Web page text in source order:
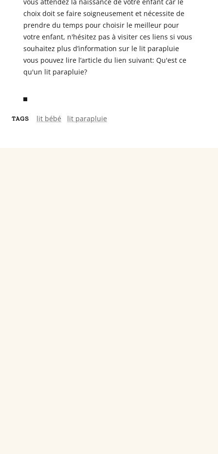
choix doit se faire soigneusement et nécessite de
prendre du temps pour choisir le meilleur pour
votre enfant, n'hésitez pas à visiter ces liens si vous
souhaitez plus d’information sur le lit parapluie
vous pouvez lire l’article du lien suivant: Qu'est ce
qu'un lit parapluie?
TAGS lit bébé lit parapluie